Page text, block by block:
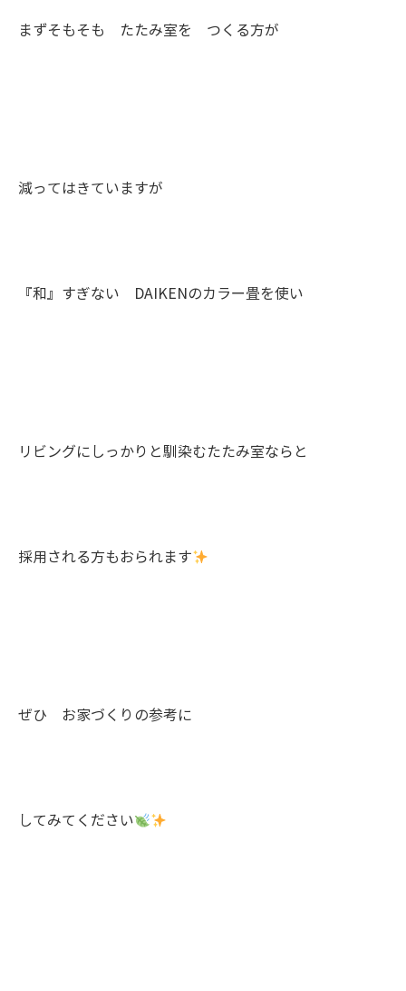
まずそもそも たたみ室を つくる方が
減ってはきていますが
『和』すぎない DAIKENのカラー畳を使い
リビングにしっかりと馴染むたたみ室ならと
採用される方もおられます
ぜひ お家づくりの参考に
してみてください